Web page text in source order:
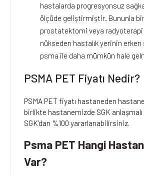
hastalarda progresyonsuz
ölçüde geliştirmiştir. Bununla
prostatektomi veya radyoterapi
nükseden hastalık yerinin erken
psma ile daha mümkün hale
PSMA PET Fiyatı Nedir?
PSMA PET fiyatı hastaneden
birlikte hastanemizde SGK
SGK’dan %100 yararlanabilirsiniz.
Psma PET Hangi
Var?